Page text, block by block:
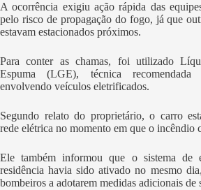
A ocorrência exigiu ação rápida das
pelo risco de propagação do fogo, já que
estavam estacionados próximos.
Para conter as chamas, foi utilizado
Espuma (LGE), técnica recomendada
envolvendo veículos eletrificados.
Segundo relato do proprietário, o carro
rede elétrica no momento em que o incêndio
Ele também informou que o sistema de
residência havia sido ativado no mesmo
bombeiros a adotarem medidas adicionais de